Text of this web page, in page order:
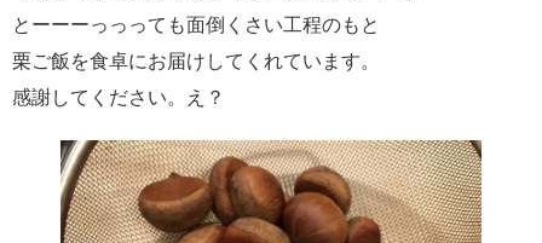
とーーーっっっても面倒くさい工程のもと
栗ご飯を食卓にお届けしてくれています。
感謝してください。え？